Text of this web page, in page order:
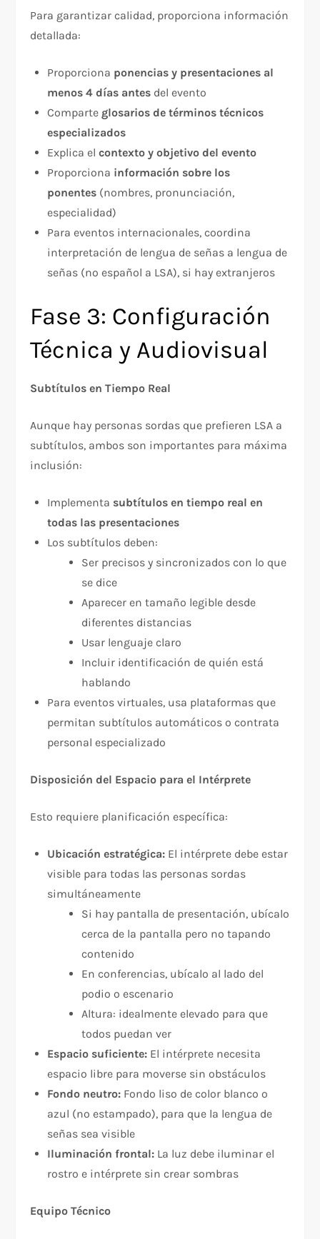
Para garantizar calidad, proporciona información
detallada:​
Proporciona ponencias y presentaciones al
menos 4 días antes del evento​
Comparte glosarios de términos técnicos
especializados
Explica elcontexto y objetivo del evento
Proporciona información sobre los
ponentes (nombres, pronunciación,
especialidad)
Para eventos internacionales, coordina
interpretación de lengua de señas a lengua de
señas (no español a LSA), si hay extranjeros​
Fase 3: Configuración
Técnica y Audiovisual
Subtítulos en Tiempo Real
Aunque hay personas sordas que prefieren LSA a
subtítulos, ambos son importantes para máxima
inclusión:​
Implementa subtítulos en tiempo real en
todas las presentaciones
Los subtítulos deben:
Ser precisos y sincronizados con lo que
se dice
Aparecer en tamaño legible desde
diferentes distancias
Usar lenguaje claro
Incluir identificación de quién está
hablando
Para eventos virtuales, usa plataformas que
permitan subtítulos automáticos o contrata
personal especializado​
Disposición del Espacio para el Intérprete
Esto requiere planificación específica:​
Ubicación estratégica: El intérprete debe estar
visible para todas las personas sordas
simultáneamente
Si hay pantalla de presentación, ubícalo
cerca de la pantalla pero no tapando
contenido​
En conferencias, ubícalo al lado del
podio o escenario
Altura: idealmente elevado para que
todos puedan ver
Espacio suficiente: El intérprete necesita
espacio libre para moverse sin obstáculos
Fondo neutro: Fondo liso de color blanco o
azul (no estampado), para que la lengua de
señas sea visible​
Iluminación frontal: La luz debe iluminar el
rostro e intérprete sin crear sombras
Equipo Técnico